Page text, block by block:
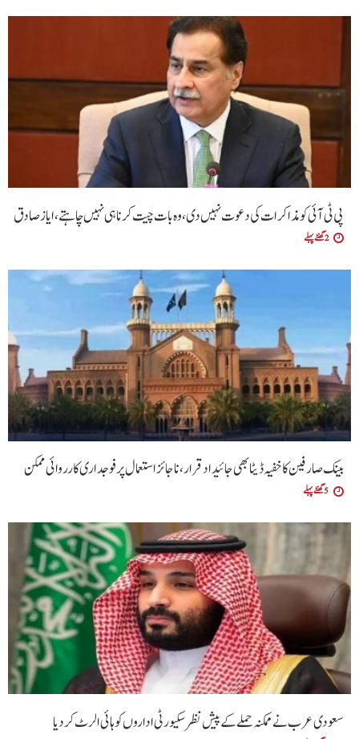
پی ٹی آئی کو مذاکرات کی دعوت نہیں دی،وہ بات چیت کرنا ہی نہیں چاہتے،ایاز صادق
2 گھنٹے پہلے
بینک صارفین کا خفیہ ڈیٹا بھی جائیداد قرار،ناجائز استعمال پر فوجداری کارروائی ممکن
5 گھنٹے پہلے
سعودی عرب نے ممکنہ حملے کے پیش نظر سکیورٹی اداروں کو ہائی الرٹ کردیا